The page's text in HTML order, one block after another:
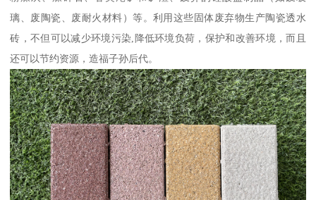
璃、废陶瓷、废耐火材料）等。利用这些固体废弃物生产陶瓷透水
砖，不但可以减少环境污染,降低环境负荷，保护和改善环境，而且
还可以节约资源，造福子孙后代。